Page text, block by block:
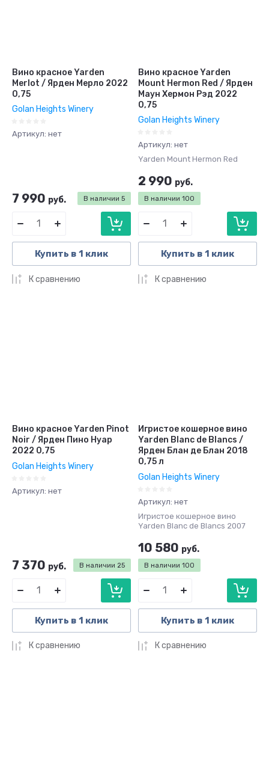
Вино красное Yarden
Merlot / Ярден Мерло 2022
0,75
Golan Heights Winery
Артикул: нет
В наличии 5
7 990 руб.
Купить в 1 клик
К сравнению
Вино красное Yarden
Mount Hermon Red / Ярден
Маун Хермон Рэд 2022
0,75
Golan Heights Winery
Артикул: нет
Yarden Mount Hermon Red
В наличии 100
2 990 руб.
Купить в 1 клик
К сравнению
Вино красное Yarden Pinot
Noir / Ярден Пино Нуар
2022 0,75
Golan Heights Winery
Артикул: нет
В наличии 25
7 370 руб.
Купить в 1 клик
К сравнению
Игристое кошерное вино
Yarden Blanc de Blancs /
Ярден Блан де Блан 2018
0,75 л
Golan Heights Winery
Артикул: нет
Игристое кошерное вино
Yarden Blanc de Blancs 2007
В наличии 100
10 580 руб.
Купить в 1 клик
К сравнению